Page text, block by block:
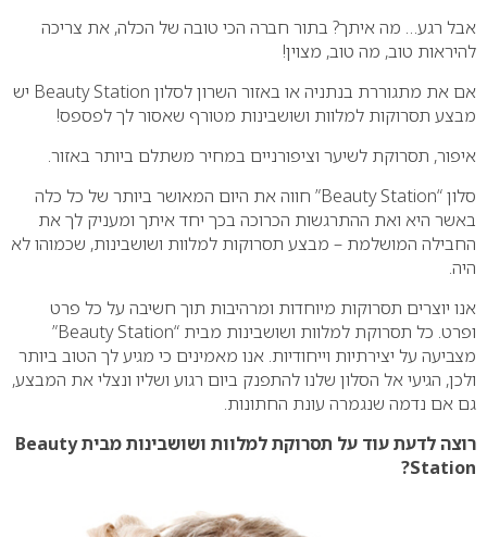
אבל רגע… מה איתך? בתור חברה הכי טובה של הכלה, את צריכה
להיראות טוב, מה טוב, מצוין!
אם את מתגוררת בנתניה או באזור השרון לסלון Beauty Station יש
מבצע תסרוקות למלוות ושושבינות מטורף שאסור לך לפספס!
איפור, תסרוקת לשיער וציפורניים במחיר משתלם ביותר באזור.
סלון “Beauty Station” חווה את היום המאושר ביותר של כל כלה
באשר היא ואת ההתרגשות הכרוכה בכך יחד איתך ומעניק לך את
החבילה המושלמת – מבצע תסרוקות למלוות ושושבינות, שכמוהו לא
היה.
אנו יוצרים תסרוקות מיוחדות ומרהיבות תוך חשיבה על כל פרט
ופרט. כל תסרוקת למלוות ושושבינות מבית “Beauty Station
”
מצביעה על יצירתיות וייחודיות. אנו מאמינים כי מגיע לך הטוב ביותר
ולכן, הגיעי אל הסלון שלנו להתפנק ביום רגוע ושליו ונצלי את המבצע,
גם אם נדמה שנגמרה עונת החתונות.
רוצה לדעת עוד על תסרוקת למלוות ושושבינותמביתBeauty
Station
?